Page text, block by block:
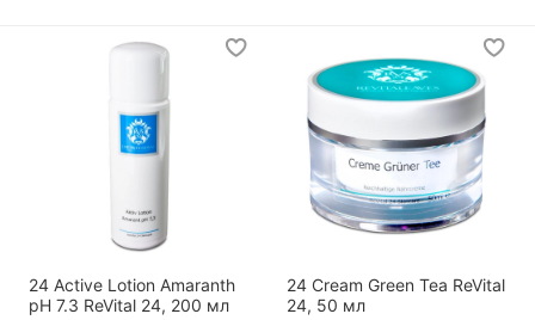
24 Active Lotion Amaranth
pH 7.3 ReVital 24, 200 мл
24 Cream Green Tea ReVital
24, 50 мл